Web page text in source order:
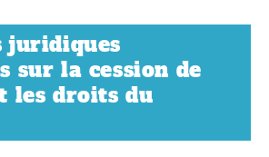
juridiques
sur la cession de
les droits du